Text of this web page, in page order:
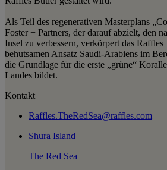
Als Teil des regenerativen Masterplans
Foster + Partners, der darauf abzielt, den
Insel zu verbessern, verkörpert das Raffles
behutsamen Ansatz Saudi-Arabiens im
die Grundlage für die erste „grüne“
Landes bildet.
Kontakt
Raffles.TheRedSea@raffles.com
Shura Island
The Red Sea